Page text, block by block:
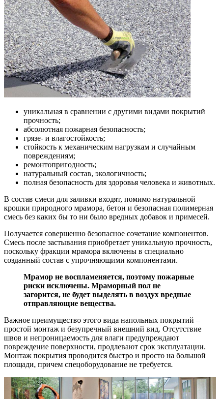
уникальная в сравнении с другими видами покрытий
прочность;
абсолютная пожарная безопасность;
грязе- и влагостойкость;
стойкость к механическим нагрузкам и случайным
повреждениям;
ремонтопригодность;
натуральный состав, экологичность;
полная безопасность для здоровья человека и животных.
В состав смеси для заливки входят, помимо натуральной
крошки природного мрамора, бетон и безопасная полимерная
смесь без каких бы то ни было вредных добавок и примесей.
Получается совершенно безопасное сочетание компонентов.
Смесь после застывания приобретает уникальную прочность,
поскольку фракции мрамора включены в специально
созданный состав с упрочняющими компонентами.
Мрамор не воспламеняется, поэтому пожарные
риски исключены. Мраморный пол не
загорится, не будет выделять в воздух вредные
отправляющие вещества.
Важное преимущество этого вида напольных покрытий –
простой монтаж и безупречный внешний вид. Отсутствие
швов и непроницаемость для влаги предупреждают
повреждение поверхности, продлевают срок эксплуатации.
Монтаж покрытия проводится быстро и просто на большой
площади, причем спецоборудование не требуется.